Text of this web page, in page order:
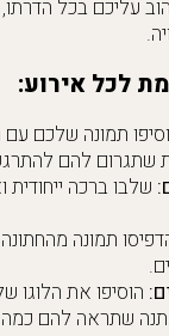
עליכם בכל הדרתו,
לכל אירוע:
תמונה שלכם
שתגרום להם
שלבו ברכה ייחודית
תמונה
הוסיפו את הלוגו
שתראה להם